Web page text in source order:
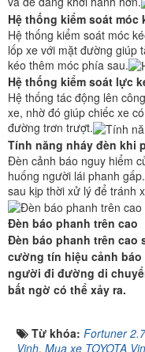
Hệ thống kiểm soát móc
Hệ thống kiểm soát móc
lốp xe với mặt đường giúp
kéo thêm móc phía sau.
Hệ thống kiểm soát lực
Hệ thống tác động lên
xe, nhờ đó giúp chiếc xe
đường trơn trượt.
Tính năng nháy đèn khi
Đèn cảnh báo nguy hiểm
huống người lái phanh
sau kịp thời xử lý để tránh
Đèn báo phanh trên cao
Đèn báo phanh trên cao
cường tín hiệu cảnh
người đi đường di
bất ngờ có thể xảy ra.
Từ khóa: Fortuner
Vinh, Mua xe TOYOTA